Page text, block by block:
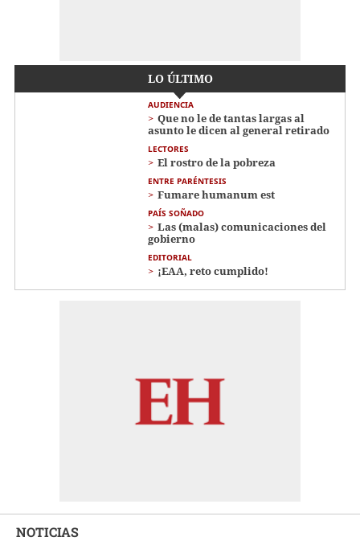
LO ÚLTIMO
AUDIENCIA
Que no le de tantas largas al
asunto le dicen al general retirado
LECTORES
El rostro de la pobreza
ENTRE PARÉNTESIS
Fumare humanum est
PAÍS SOÑADO
Las (malas) comunicaciones del
gobierno
EDITORIAL
¡EAA, reto cumplido!
NOTICIAS